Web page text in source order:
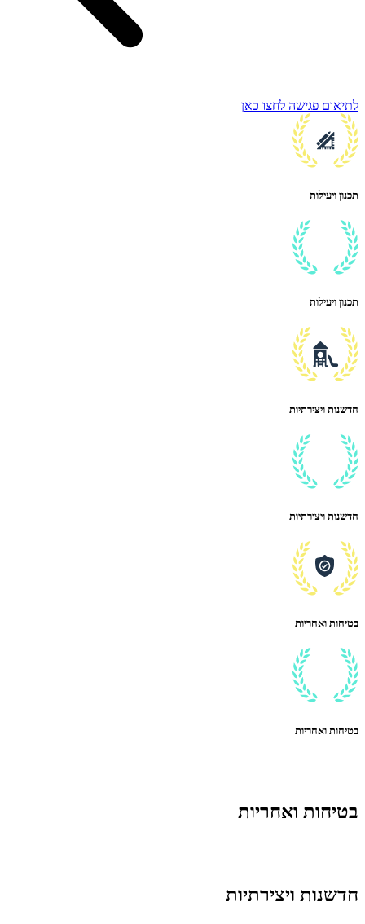
לתיאום פגישה לחצו כאן
תכנון ויעילות
תכנון ויעילות
חדשנות ויצירתיות
חדשנות ויצירתיות
בטיחות ואחריות
בטיחות ואחריות
בטיחות ואחריות
חדשנות ויצירתיות